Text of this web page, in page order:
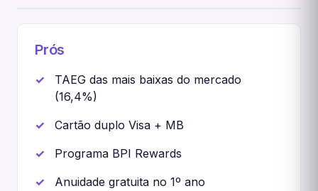
Prós
TAEG das mais baixas do mercado
(16,4%)
Cartão duplo Visa + MB
Programa BPI Rewards
Anuidade gratuita no 1º ano